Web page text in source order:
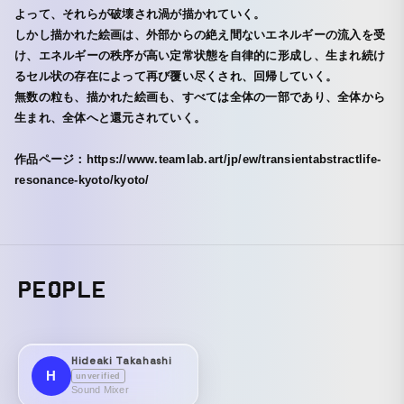
よって、それらが破壊され渦が描かれていく。
しかし描かれた絵画は、外部からの絶え間ないエネルギーの流入を受
け、エネルギーの秩序が高い定常状態を自律的に形成し、生まれ続け
るセル状の存在によって再び覆い尽くされ、回帰していく。
無数の粒も、描かれた絵画も、すべては全体の一部であり、全体から
生まれ、全体へと還元されていく。
作品ページ：https://www.teamlab.art/jp/ew/transientabstractlife-
resonance-kyoto/kyoto/
PEOPLE
H
Hideaki Takahashi
unverified
Sound Mixer